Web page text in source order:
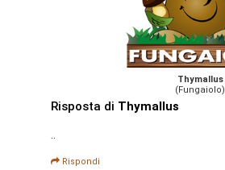
Thymallus
(Fungaiolo)
Risposta di Thymallus
..
Rispondi